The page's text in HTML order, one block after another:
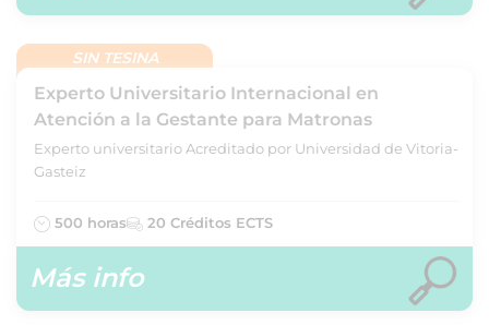
SIN TESINA
Experto Universitario Internacional en
Atención a la Gestante para Matronas
Experto universitario Acreditado por Universidad de Vitoria-
Gasteiz
500 horas 20 Créditos ECTS
Más info